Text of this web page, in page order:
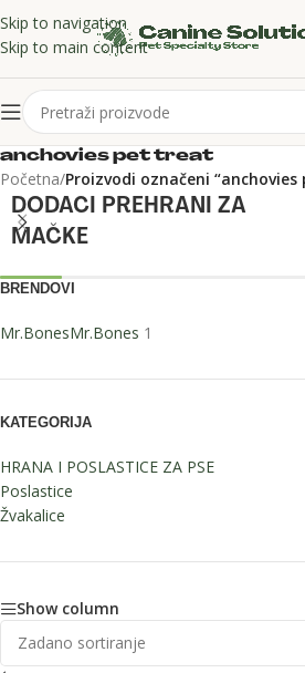
Skip to navigation
Skip to main content
anchovies pet treat
Početna/Proizvodi označeni
DODACI PREHRANI ZA
MAČKE
BRENDOVI
Mr.BonesMr.Bones 1
KATEGORIJA
HRANA I POSLASTICE ZA PSE
Poslastice
Žvakalice
Show column